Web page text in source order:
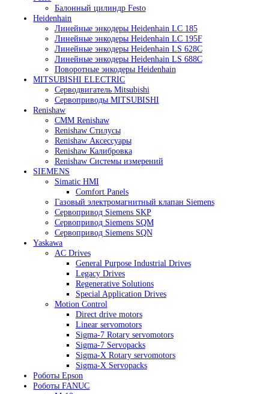
Плата FANUC PCB
Энкодеры Fanuc
Festo
Балонный цилиндр Festo
Heidenhain
Линейные энкодеры Heidenhain LC 185
Линейные энкодеры Heidenhain LC 195F
Линейные энкодеры Heidenhain LS 628C
Линейные энкодеры Heidenhain LS 688C
Поворотные энкодеры Heidenhain
MITSUBISHI ELECTRIC
Серводвигатель Mitsubishi
Сервоприводы MITSUBISHI
Renishaw
CMM Renishaw
Renishaw Cтилусы
Renishaw Аксессуары
Renishaw Калибровка
Renishaw Системы измерений
SIEMENS
Simatic HMI
Газовый электромагнитный клапан Siemens
Сервопривод Siemens SKP
Сервопривод Siemens SQM
Сервопривод Siemens SQN
Yaskawa
AC Drives
General Purpose Industrial Drives
Legacy Drives
Regenerative Solutions
Special Application Drives
Motion Control
Direct drive motors